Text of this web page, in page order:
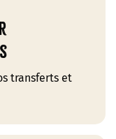
transferts et